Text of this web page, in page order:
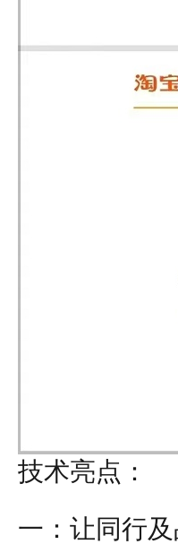
技术亮点：
一：让同行